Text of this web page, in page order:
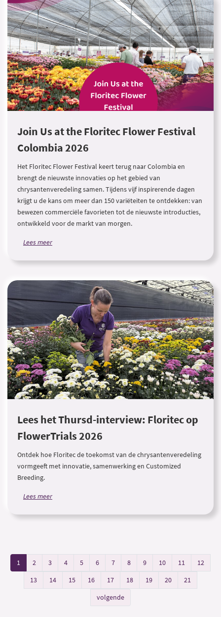
Join Us at the Floritec Flower Festival
Colombia 2026
Het Floritec Flower Festival keert terug naar Colombia en
brengt de nieuwste innovaties op het gebied van
chrysantenveredeling samen. Tijdens vijf inspirerende dagen
krijgt u de kans om meer dan 150 variëteiten te ontdekken: van
bewezen commerciële favorieten tot de nieuwste introducties,
ontwikkeld voor de markt van morgen.
Lees meer
Lees het Thursd-interview: Floritec op
FlowerTrials 2026
Ontdek hoe Floritec de toekomst van de chrysantenveredeling
vormgeeft met innovatie, samenwerking en Customized
Breeding.
Lees meer
1 2 3 4 5 6 7 8 9 10 11
12
13
14 15 16 17 18 19 20
21
volgende